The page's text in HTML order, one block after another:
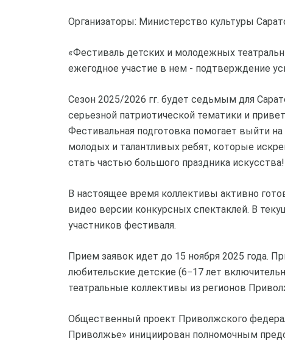
Организаторы: Министерство культуры
«Фестиваль детских и молодежных
ежегодное участие в нем - подтверждение
Сезон 2025/2026 гг. будет седьмым для
серьезной патриотической тематики и
Фестивальная подготовка помогает выйти
молодых и талантливых ребят, которые
стать частью большого праздника искусства!
В настоящее время коллективы активно
видео версии конкурсных спектаклей. В
участников фестиваля.
Прием заявок идет до 15 ноября 2025 года.
любительские детские (6−17 лет
театральные коллективы из регионов
Общественный проект Приволжского
Приволжье» инициирован полномочным